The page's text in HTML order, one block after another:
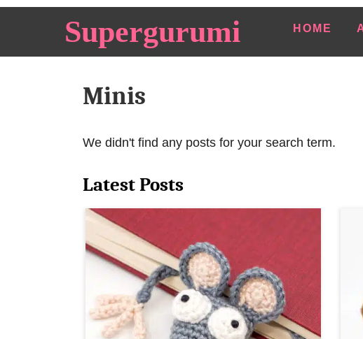
i
HOME
Supergurumi
Minis
We didn't find any posts for your search term.
Latest Posts